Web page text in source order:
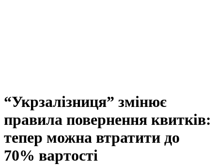
“Укрзалізниця” змінює
правила повернення квитків:
тепер можна втратити до
70% вартості